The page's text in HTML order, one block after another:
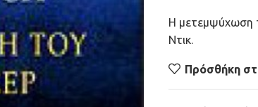
Η μετεμψύχωση
Ντικ.
Πρόσθήκη